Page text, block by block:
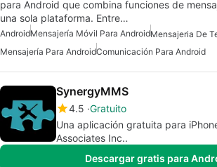
para Android que combina funciones de
una sola plataforma. Entre…
AndroidMensajería Móvil Para AndroidMensajeria De
Mensajería Para AndroidComunicación Para Android
SynergyMMS
4.5 Gratuito
Una aplicación gratuita para
Associates Inc..
Descargar gratis para